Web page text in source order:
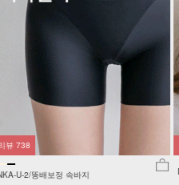
1+1 기획세트 자체제작
DM11-CA-10/로스엔젤 워싱 캡 모자
리뷰51